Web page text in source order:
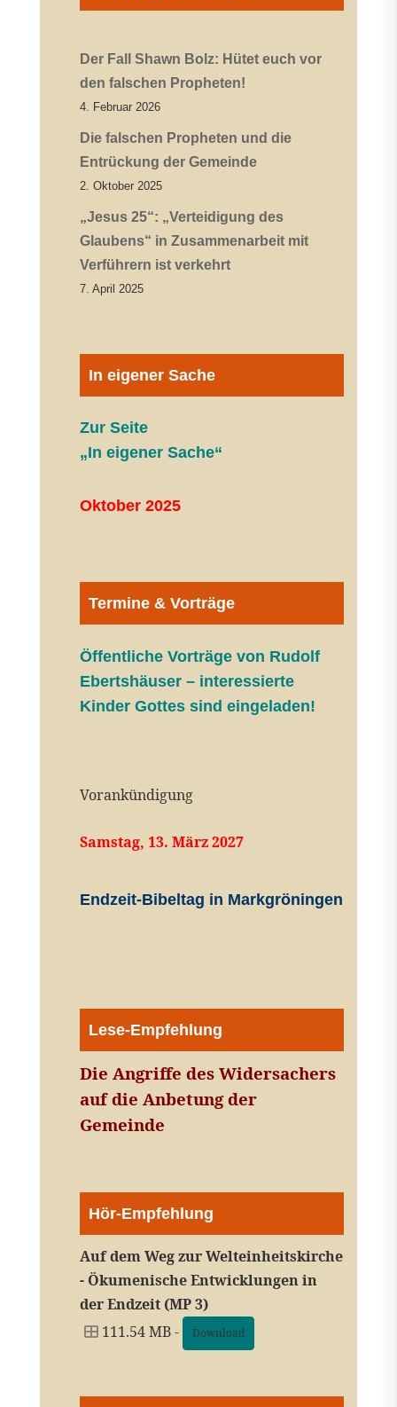
Der Fall Shawn Bolz: Hütet euch vor
den falschen Propheten!
4. Februar 2026
Die falschen Propheten und die
Entrückung der Gemeinde
2. Oktober 2025
„Jesus 25“: „Verteidigung des
Glaubens“ in Zusammenarbeit mit
Verführern ist verkehrt
7. April 2025
In eigener Sache
Zur Seite
„In eigener Sache“
Oktober 2025
Termine & Vorträge
Öffentliche Vorträge von Rudolf
Ebertshäuser – interessierte
Kinder Gottes sind eingeladen!
Vorankündigung
Samstag, 13. März 2027
Endzeit-Bibeltag in Markgröningen
Lese-Empfehlung
Die Angriffe des Widersachers
auf die Anbetung der
Gemeinde
Hör-Empfehlung
Auf dem Weg zur Welteinheitskirche
- Ökumenische Entwicklungen in
der Endzeit (MP 3)
111.54 MB -
Download